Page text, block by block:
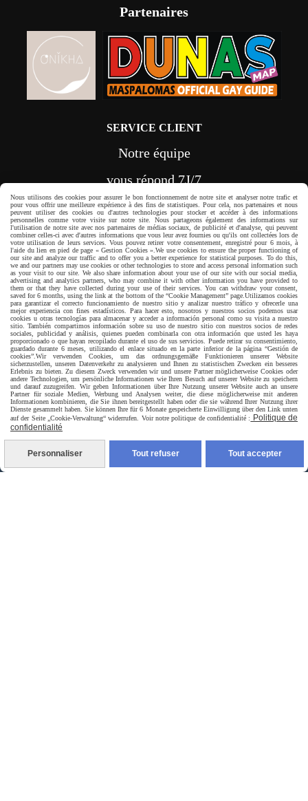
Partenaires
SERVICE CLIENT
Notre équipe
vous répond 7J/7
depuis le formulaire
CONTACT
Paiement sécurisé
Nous utilisons des cookies pour assurer le bon fonctionnement de notre site et analyser notre trafic et
pour vous offrir une meilleure expérience à des fins de statistiques. Pour cela, nos partenaires et nous
peuvent utiliser des cookies ou d'autres technologies pour stocker et accéder à des informations
personnelles comme votre visite sur notre site. Nous partageons également des informations sur
l'utilisation de notre site avec nos partenaires de médias sociaux, de publicité et d'analyse, qui peuvent
combiner celles-ci avec d'autres informations que vous leur avez fournies ou qu'ils ont collectées lors de
votre utilisation de leurs services. Vous pouvez retirer votre consentement, enregistré pour 6 mois, à
l'aide du lien en pied de page « Gestion Cookies ». We use cookies to ensure the proper functioning of
our site and analyze our traffic and to offer you a better experience for statistical purposes. To do this,
we and our partners may use cookies or other technologies to store and access personal information such
as your visit to our site. We also share information about your use of our site with our social media,
advertising and analytics partners, who may combine it with other information you have provided to
them or that they have collected during your use of their services. You can withdraw your consent,
saved for 6 months, using the link at the bottom of the “Cookie Management” page. Utilizamos cookies
para garantizar el correcto funcionamiento de nuestro sitio y analizar nuestro tráfico y ofrecerle una
mejor experiencia con fines estadísticos. Para hacer esto, nosotros y nuestros socios podemos usar
cookies u otras tecnologías para almacenar y acceder a información personal como su visita a nuestro
sitio. También compartimos información sobre su uso de nuestro sitio con nuestros socios de redes
sociales, publicidad y análisis, quienes pueden combinarla con otra información que usted les haya
proporcionado o que hayan recopilado durante el uso de sus servicios. Puede retirar su consentimiento,
guardado durante 6 meses, utilizando el enlace situado en la parte inferior de la página “Gestión de
cookies”. Wir verwenden Cookies, um das ordnungsgemäße Funktionieren unserer Website
sicherzustellen, unseren Datenverkehr zu analysieren und Ihnen zu statistischen Zwecken ein besseres
Erlebnis zu bieten. Zu diesem Zweck verwenden wir und unsere Partner möglicherweise Cookies oder
andere Technologien, um persönliche Informationen wie Ihren Besuch auf unserer Website zu speichern
und darauf zuzugreifen. Wir geben Informationen über Ihre Nutzung unserer Website auch an unsere
Partner für soziale Medien, Werbung und Analysen weiter, die diese möglicherweise mit anderen
Informationen kombinieren, die Sie ihnen bereitgestellt haben oder die sie während Ihrer Nutzung ihrer
Dienste gesammelt haben. Sie können Ihre für 6 Monate gespeicherte Einwilligung über den Link unten
auf der Seite „Cookie-Verwaltung“ widerrufen. Voir notre politique de confidentialité :
Politique de
confidentialité
Personnaliser Tout refuser Tout accepter